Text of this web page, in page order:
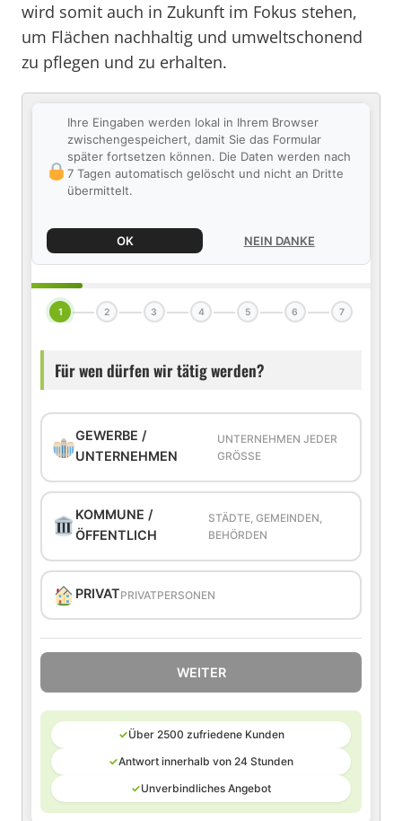
wird somit auch in Zukunft im Fokus stehen,
um Flächen nachhaltig und umweltschonend
zu pflegen und zu erhalten.
Ihre Eingaben werden lokal in Ihrem Browser
zwischengespeichert, damit Sie das Formular
später fortsetzen können. Die Daten werden nach
7 Tagen automatisch gelöscht und nicht an Dritte
übermittelt.
OK NEIN DANKE
1 2 3 4 5 6 7
Für wen dürfen wir tätig werden?
GEWERBE /
UNTERNEHMEN
UNTERNEHMEN JEDER
GRÖSSE
KOMMUNE /
ÖFFENTLICH
STÄDTE, GEMEINDEN,
BEHÖRDEN
PRIVATPRIVATPERSONEN
WEITER
✓Über 2500 zufriedene Kunden
✓Antwort innerhalb von 24 Stunden
✓Unverbindliches Angebot